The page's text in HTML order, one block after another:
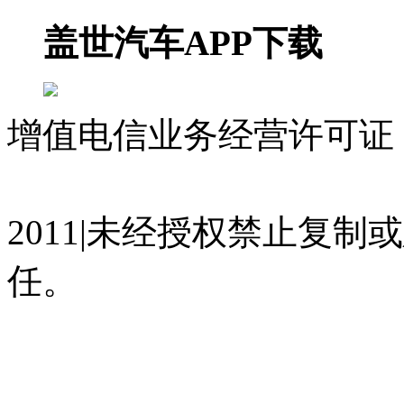
盖世汽车APP下载
增值电信业务经营许可
2011|未经授权禁止复制
任。